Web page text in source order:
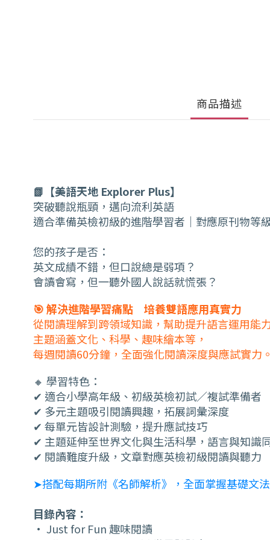
商品描述
📗【美語天地 Explorer Plus】
突破聽說瓶頸，邁向流利英語
適合準備英檢初級的進階學習者｜對應原刊
您的孩子是否：
英文成績不錯，但口說總是弱項？
會讀會寫，但一聽外國人說話就慌張？
🎯 解決進階學習痛點 培養雙語應用真實力
從閱讀理解到跨領域知識，幫助提升語言運用能
主題涵蓋文化、科學、趣味繪本等，
每週閱讀60分鐘，全面強化閱讀深度與應試實力。
🔸 學習特色：
✔ 適合小學高年級、初級英檢初試／複試準備者
✔ 多元主題吸引閱讀興趣，拓展詞彙深度
✔ 每單元皆設計測驗，提升應試技巧
✔ 主題延伸至世界文化與生活科學，語言與知識
✔ 閱讀難度升級，文章對應英檢初級閱讀與聽力
➤搭配每期所附《名師解析》，全面掌握基礎文法
目錄內容：
• Just for Fun 趣味閱讀